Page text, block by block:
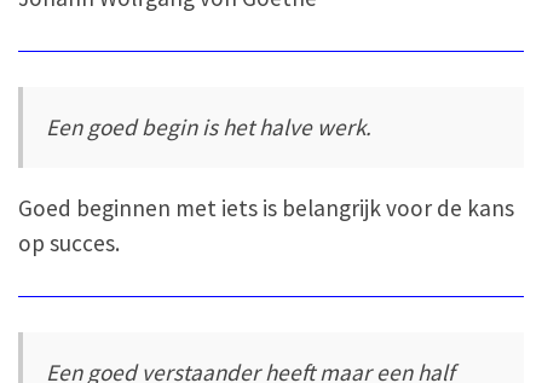
Een goed begin is het halve werk.
Goed beginnen met iets is belangrijk voor de kans
op succes.
Een goed verstaander heeft maar een half